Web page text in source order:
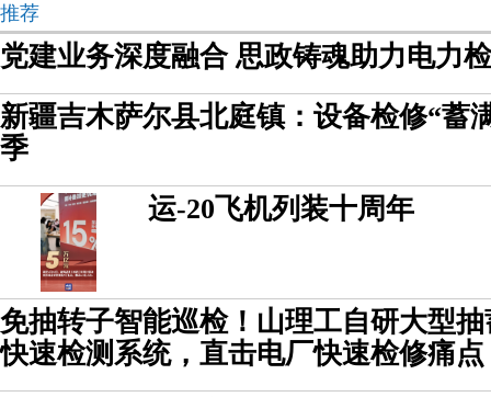
推荐
党建业务深度融合 思政铸魂助力电力
新疆吉木萨尔县北庭镇：设备检修“蓄
季
运-20飞机列装十周年
免抽转子智能巡检！山理工自研大型
快速检测系统，直击电厂快速检修痛点